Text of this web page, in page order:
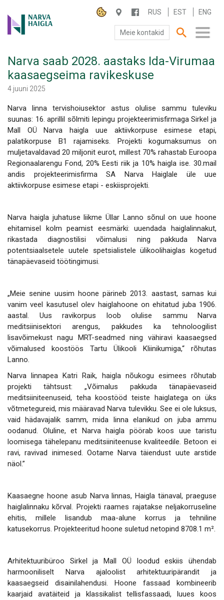
RUS EST ENG
Meie kontakid
SA NARVA HAIGLA
PATSIENDILE
TEENUSED
Narva saab 2028. aastaks Ida-Virumaa
kaasaegseima ravikeskuse
4 juuni 2025
Narva linna tervishoiusektor astus olulise sammu tuleviku
suunas: 16. aprillil sõlmiti lepingu projekteerimisfirmaga Sirkel ja
Mall OÜ Narva haigla uue aktiivkorpuse esimese etapi,
palatikorpuse B1 rajamiseks. Projekti kogumaksumus on
muljetavaldavad 20 miljonit eurot, millest 70% rahastab Euroopa
Regionaalarengu Fond, 20% Eesti riik ja 10% haigla ise. 30.mail
andis projekteerimisfirma SA Narva Haiglale üle uue
aktiivkorpuse esimese etapi - eskiisprojekti.
Narva haigla juhatuse liikme Üllar Lanno sõnul on uue hoone
ehitamisel kolm peamist eesmärki: uuendada haiglalinnakut,
rikastada diagnostilisi võimalusi ning pakkuda Narva
potentsiaalsetele uutele spetsialistele ülikoolihaiglas kogetud
tänapäevaseid töötingimusi.
„Meie senine uusim hoone pärineb 2013. aastast, samas kui
vanim veel kasutusel olev haiglahoone on ehitatud juba 1906.
aastal. Uus ravikorpus loob olulise sammu Narva
meditsiinisektori arengus, pakkudes ka tehnoloogilist
lisavõimekust nagu MRT-seadmed ning vähiravi kaasaegsed
võimalused koostöös Tartu Ülikooli Kliinikumiga,“ rõhutas
Lanno.
Narva linnapea Katri Raik, haigla nõukogu esimees rõhutab
projekti tähtsust: „Võimalus pakkuda tänapäevaseid
meditsiiniteenuseid, teha koostööd teiste haiglatega on üks
võtmetegureid, mis määravad Narva tulevikku. See ei ole luksus,
vaid hädavajalik samm, mida linna elanikud on juba ammu
oodanud. Oluline, et Narva haigla pöörab koos uue taristu
loomisega tähelepanu meditsiiniteenuse kvaliteedile. Betoon ei
ravi, ravivad inimesed. Ootame Narva täiendust uute arstide
näol.”
Kaasaegne hoone asub Narva linnas, Haigla tänaval, praeguse
haiglalinnaku kõrval. Projekti raames rajatakse neljakorruseline
ehitis, millele lisandub maa-alune korrus ja tehniline
katusekorrus. Projekteeritud hoone suletud netopind 8708.1 m².
Arhitektuuribüroo Sirkel ja Mall OÜ loodud eskiis ühendab
harmooniliselt Narva ajaloolist arhitektuuripärandit ja
kaasaegseid disainilahendusi. Hoone fassaad kombineerib
kaarjaid avatäiteid ja klassikalist tellisfassaadi, luues koos